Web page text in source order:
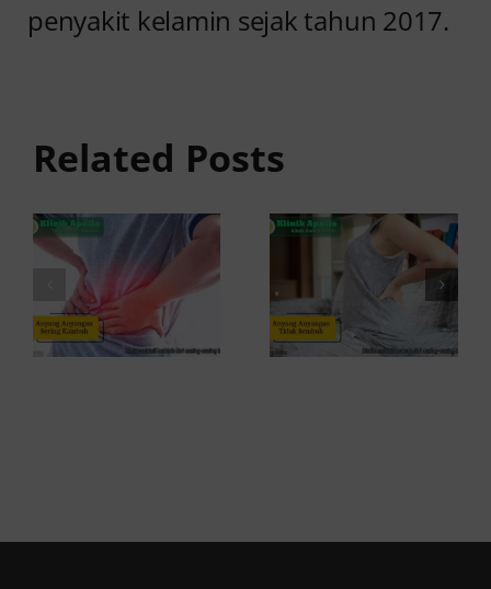
penyakit kelamin sejak tahun 2017.
Related Posts
Penyebab
Sering
Kambuh
dan Cara
Atasinya
Anyang
Penyebab
dan
Solusinya